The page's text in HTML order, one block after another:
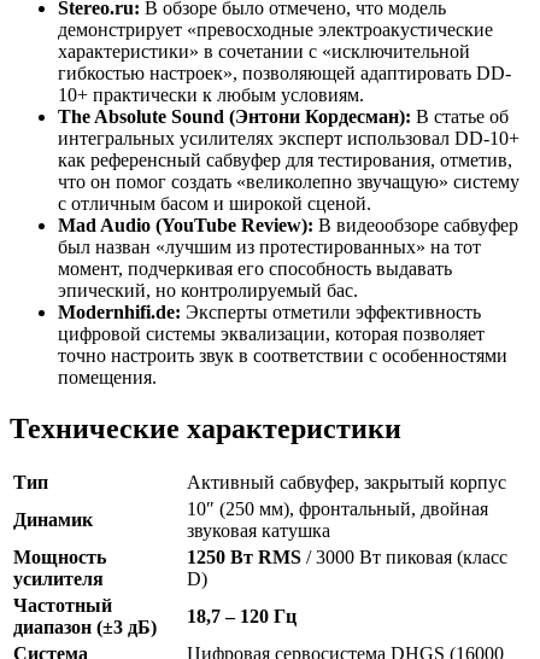
Stereo.ru: В обзоре было отмечено, что модель
демонстрирует «превосходные электроакустические
характеристики» в сочетании с «исключительной
гибкостью настроек», позволяющей адаптировать DD-
10+ практически к любым условиям.
The Absolute Sound (Энтони Кордесман): В статье об
интегральных усилителях эксперт использовал DD-10+
как референсный сабвуфер для тестирования, отметив,
что он помог создать «великолепно звучащую» систему
с отличным басом и широкой сценой.
Mad Audio (YouTube Review): В видеообзоре сабвуфер
был назван «лучшим из протестированных» на тот
момент, подчеркивая его способность выдавать
эпический, но контролируемый бас.
Modernhifi.de: Эксперты отметили эффективность
цифровой системы эквализации, которая позволяет
точно настроить звук в соответствии с особенностями
помещения.
Технические характеристики
Тип
Активный сабвуфер, закрытый корпус
Динамик
10″ (250 мм), фронтальный, двойная
звуковая катушка
Мощность
усилителя
1250 Вт RMS / 3000 Вт пиковая (класс
D)
Частотный
диапазон (±3 дБ)
18,7 – 120 Гц
Система
Цифровая сервосистема DHGS (16000